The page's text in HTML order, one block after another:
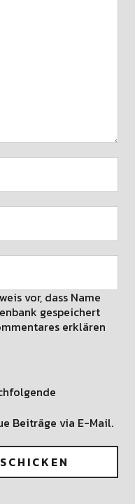
vor, dass Name
gespeichert
erklären
Beiträge via E-Mail.